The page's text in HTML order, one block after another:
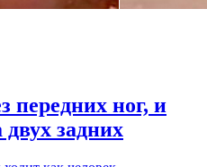
передних ног, и
задних